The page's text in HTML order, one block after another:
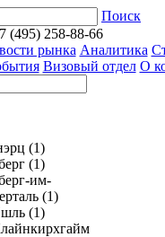
Поиск
(495) 258-88-66
рынка Аналитика
Визовый отдел О
(1)
(1)
им-
(1)
(1)